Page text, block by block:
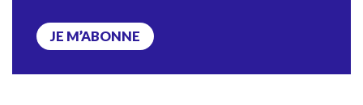
JE M’ABONNE